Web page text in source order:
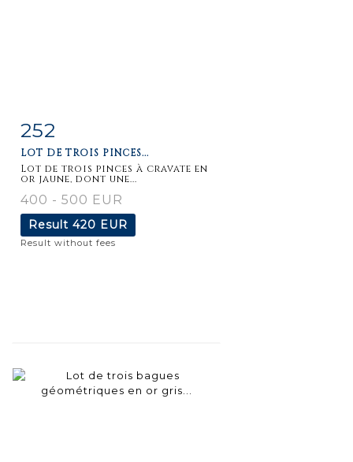
Item detail
252
LOT DE TROIS PINCES...
Lot de trois pinces à cravate en
or jaune, dont une...
400 - 500 EUR
Result 420 EUR
Result without fees